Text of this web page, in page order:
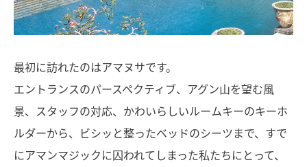
最初に訪れたのはアマヌサです。
エントランスのパースペクティブ、アグン山を望む風
景、スタッフの対応、かわいらしいルームキーのキーホ
ルダーから、ビシッと整ったベッドのシーツまで、すで
にアマンマジックに囚われてしまった私たちにとって、